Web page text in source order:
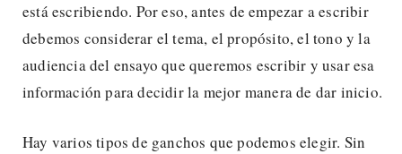
está escribiendo. Por eso, antes de empezar a escribir
debemos considerar el tema, el propósito, el tono y la
audiencia del ensayo que queremos escribir y usar esa
información para decidir la mejor manera de dar inicio.
Hay varios tipos de ganchos que podemos elegir. Sin